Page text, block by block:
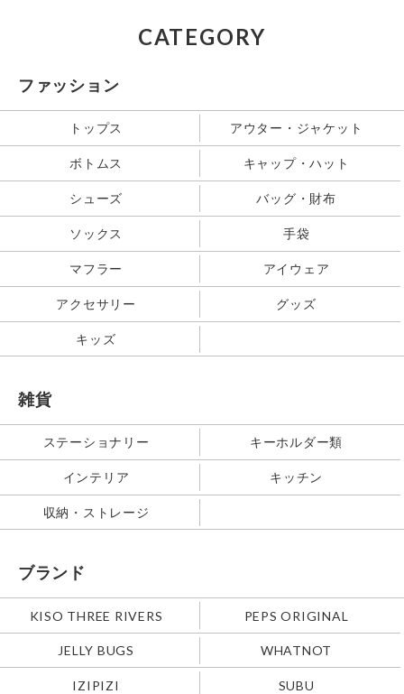
CATEGORY
ファッション
トップス アウター・ジャケット
ボトムス キャップ・ハット
シューズ バッグ・財布
ソックス 手袋
マフラー アイウェア
アクセサリー グッズ
キッズ
雑貨
ステーショナリー キーホルダー類
インテリア キッチン
収納・ストレージ
ブランド
KISO THREE RIVERS PEPS ORIGINAL
JELLY BUGS WHATNOT
IZIPIZI SUBU